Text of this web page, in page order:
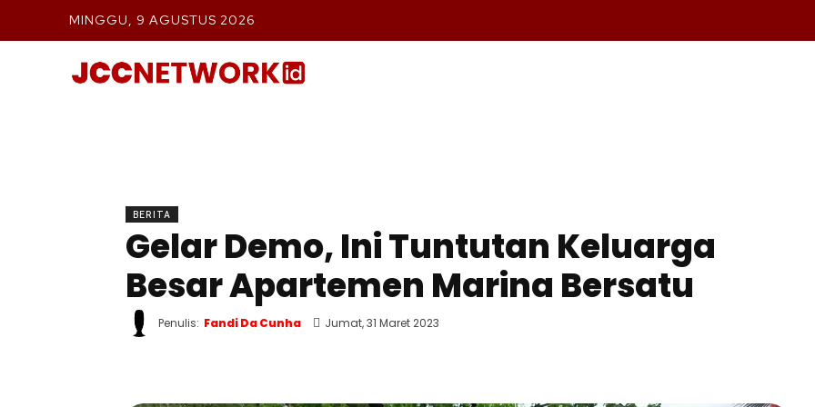
MINGGU, 9 AGUSTUS 2026
BERITA
Gelar Demo, Ini Tuntutan Keluarga
Besar Apartemen Marina Bersatu
Penulis: Fandi Da Cunha Jumat, 31 Maret 2023